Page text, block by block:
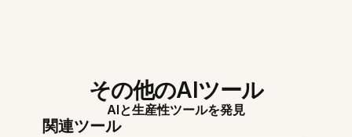
その他のAIツール
AIと生産性ツールを発見
関連ツール